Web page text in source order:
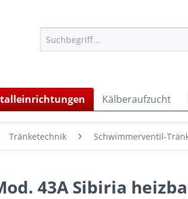
Kälberaufzucht
Tränketechnik Schwimmerventil-
43A Sibiria